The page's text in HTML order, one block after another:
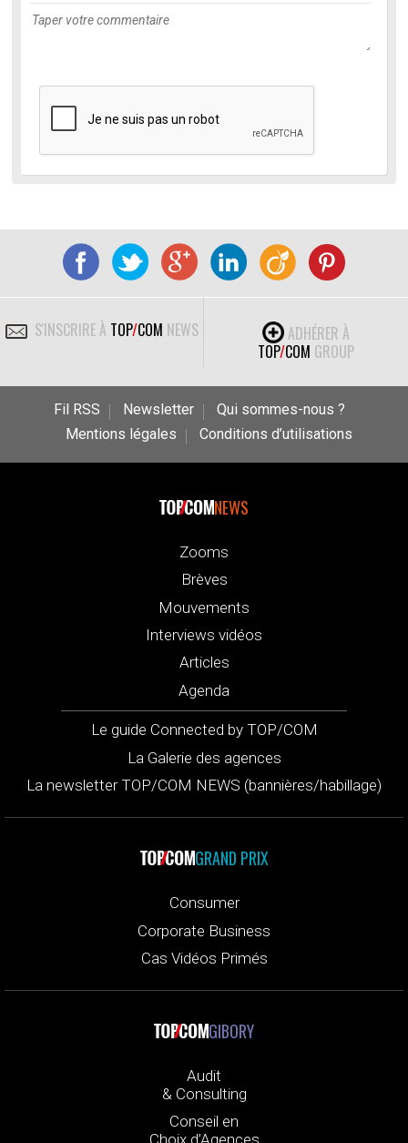
S'INSCRIRE À TOP/COM NEWS
ADHÉRER À
TOP/COM GROUP
Fil RSS Newsletter
Qui sommes-nous ?
Mentions légales
Conditions d’utilisations
NEWS
Zooms
Brèves
Mouvements
Interviews vidéos
Articles
Agenda
Le guide Connected by TOP/COM
La Galerie des agences
La newsletter TOP/COM NEWS (bannières/habillage)
GRAND PRIX
Consumer
Corporate Business
Cas Vidéos Primés
GIBORY
Audit
& Consulting
Conseil en